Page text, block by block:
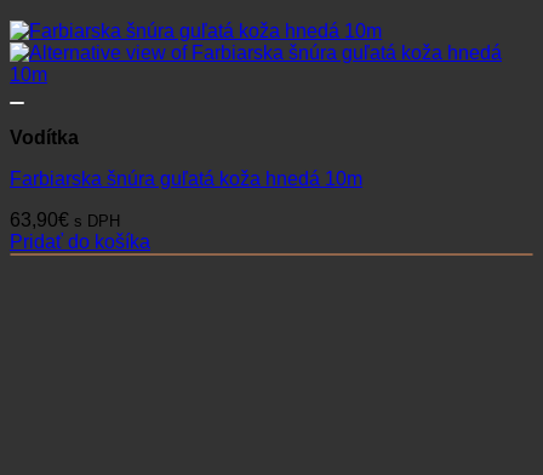
Vodítka
Farbiarska šnúra guľatá koža hnedá 10m
63,90€ s DPH
Pridať do košíka